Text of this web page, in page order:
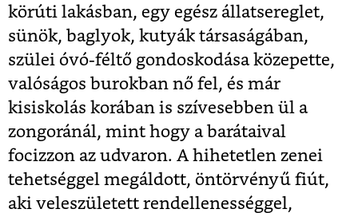
körúti lakásban, egy egész állatsereglet,
sünök, baglyok, kutyák társaságában,
szülei óvó-féltő gondoskodása közepette,
valóságos burokban nő fel, és már
kisiskolás korában is szívesebben ül a
zongoránál, mint hogy a barátaival
focizzon az udvaron. A hihetetlen zenei
tehetséggel megáldott, öntörvényű fiút,
aki veleszületett rendellenességgel,